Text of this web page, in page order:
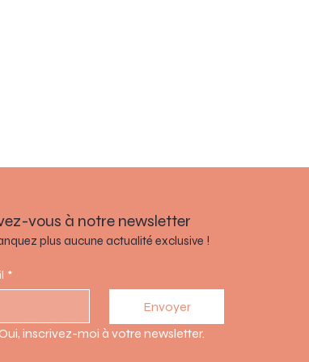
vous à notre newsletter
plus aucune actualité exclusive !
*
Envoyer
Oui, inscrivez-moi à votre newsletter.